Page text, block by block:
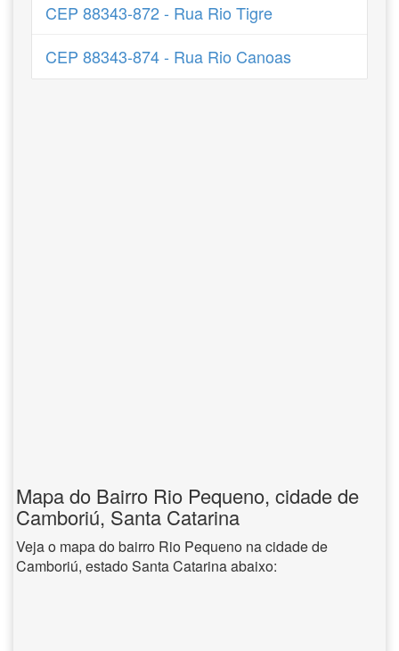
CEP 88343-872 - Rua Rio Tigre
CEP 88343-874 - Rua Rio Canoas
Mapa do Bairro Rio Pequeno, cidade de
Camboriú, Santa Catarina
Veja o mapa do bairro Rio Pequeno na cidade de
Camboriú, estado Santa Catarina abaixo: